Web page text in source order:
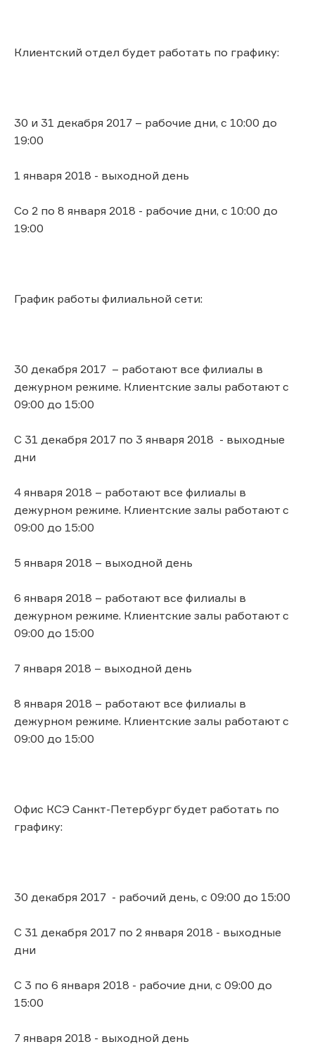
Клиентский отдел будет работать по графику:
30 и 31 декабря 2017 – рабочие дни, с 10:00 до
19:00
1 января 2018 - выходной день
Со 2 по 8 января 2018 - рабочие дни, с 10:00 до
19:00
График работы филиальной сети:
30 декабря 2017 – работают все филиалы в
дежурном режиме. Клиентские залы работают с
09:00 до 15:00
С 31 декабря 2017 по 3 января 2018 - выходные
дни
4 января 2018 – работают все филиалы в
дежурном режиме. Клиентские залы работают с
09:00 до 15:00
5 января 2018 – выходной день
6 января 2018 – работают все филиалы в
дежурном режиме. Клиентские залы работают с
09:00 до 15:00
7 января 2018 – выходной день
8 января 2018 – работают все филиалы в
дежурном режиме. Клиентские залы работают с
09:00 до 15:00
Офис КСЭ Санкт-Петербург будет работать по
графику:
30 декабря 2017 - рабочий день, с 09:00 до 15:00
С 31 декабря 2017 по 2 января 2018 - выходные
дни
С 3 по 6 января 2018 - рабочие дни, с 09:00 до
15:00
7 января 2018 - выходной день